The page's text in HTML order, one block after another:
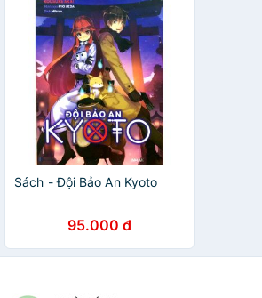
Sách - Đội Bảo An Kyoto
95.000 đ